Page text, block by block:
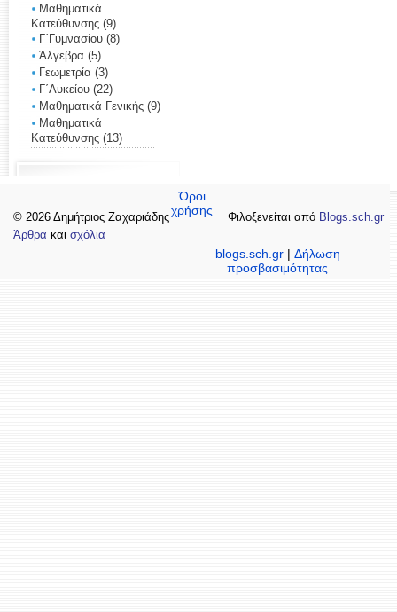
Μαθηματικά
Κατεύθυνσης (9)
Γ΄Γυμνασίου (8)
Άλγεβρα (5)
Γεωμετρία (3)
Γ΄Λυκείου (22)
Μαθηματικά Γενικής (9)
Μαθηματικά
Κατεύθυνσης (13)
© 2026 Δημήτριος Ζαχαριάδης
Άρθρα και σχόλια
Φιλοξενείται από Blogs.sch.gr
Όροι
χρήσης
blogs.sch.gr| Δήλωση
προσβασιμότητας